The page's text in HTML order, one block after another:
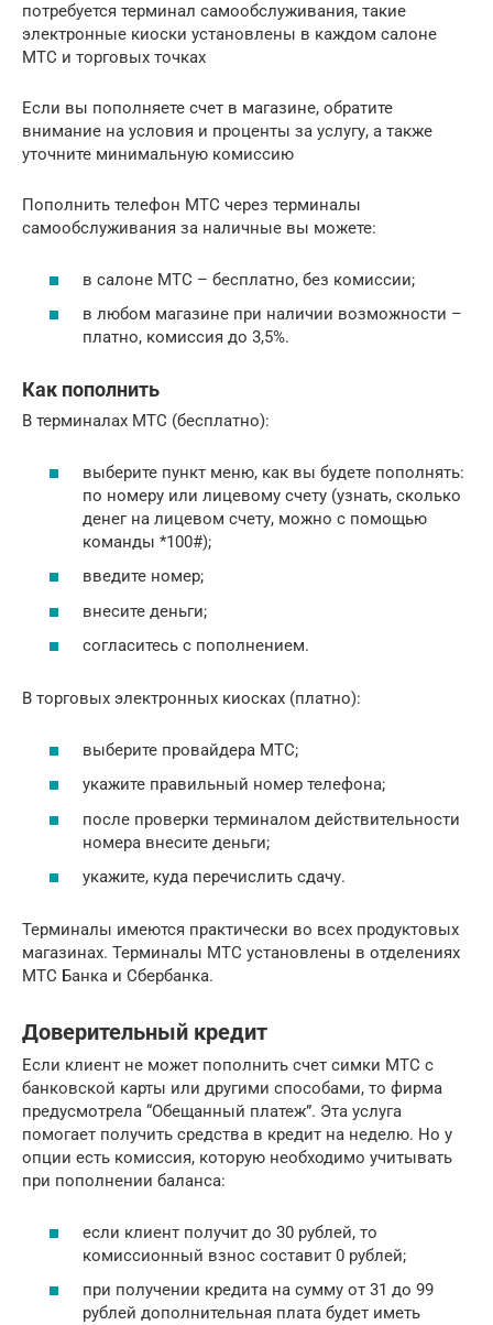
потребуется терминал самообслуживания, такие
электронные киоски установлены в каждом салоне
МТС и торговых точках
Если вы пополняете счет в магазине, обратите
внимание на условия и проценты за услугу, а также
уточните минимальную комиссию
Пополнить телефон МТС через терминалы
самообслуживания за наличные вы можете:
в салоне МТС – бесплатно, без комиссии;
в любом магазине при наличии возможности –
платно, комиссия до 3,5%.
Как пополнить
В терминалах МТС (бесплатно):
выберите пункт меню, как вы будете пополнять:
по номеру или лицевому счету (узнать, сколько
денег на лицевом счету, можно с помощью
команды *100#);
введите номер;
внесите деньги;
согласитесь с пополнением.
В торговых электронных киосках (платно):
выберите провайдера МТС;
укажите правильный номер телефона;
после проверки терминалом действительности
номера внесите деньги;
укажите, куда перечислить сдачу.
Терминалы имеются практически во всех продуктовых
магазинах. Терминалы МТС установлены в отделениях
МТС Банка и Сбербанка.
Доверительный кредит
Если клиент не может пополнить счет симки МТС с
банковской карты или другими способами, то фирма
предусмотрела “Обещанный платеж”. Эта услуга
помогает получить средства в кредит на неделю. Но у
опции есть комиссия, которую необходимо учитывать
при пополнении баланса:
если клиент получит до 30 рублей, то
комиссионный взнос составит 0 рублей;
при получении кредита на сумму от 31 до 99
рублей дополнительная плата будет иметь